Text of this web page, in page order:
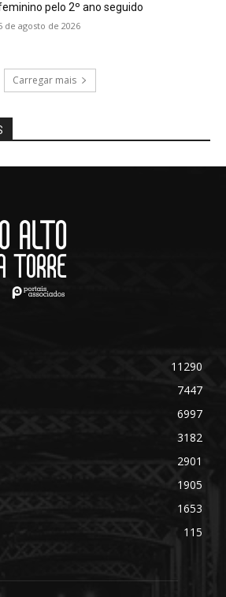
pelo 2º ano seguido
de agosto de 2026
Carregar mais
11290
7447
6997
3182
2901
1905
1653
115